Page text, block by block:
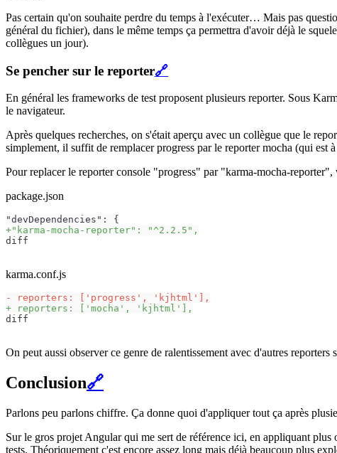
Pas certain qu'on souhaite perdre du temps à l'exécuter… Mais pas
général du fichier), dans le même temps ça permettra d'avoir déjà le
collègues un jour).
Se pencher sur le reporter🔗
En général les frameworks de test proposent plusieurs reporter. Sous
le navigateur.
Après quelques recherches, on s'était aperçu avec un collègue que le
simplement, il suffit de remplacer progress par le reporter mocha (qui
Pour replacer le reporter console "progress" par "karma-mocha-reporter",
package.json
+"karma-mocha-reporter": "^2.2.5",
diff
karma.conf.js
- reporters: ['progress', 'kjhtml'],
+ reporters: ['mocha', 'kjhtml'],
diff
On peut aussi observer ce genre de ralentissement avec d'autres
Conclusion🔗
Parlons peu parlons chiffre. Ça donne quoi d'appliquer tout ça après
Sur le gros projet Angular qui me sert de référence ici, en appliquant
tests. Théoriquement c'est encore assez long mais déjà beaucoup plus